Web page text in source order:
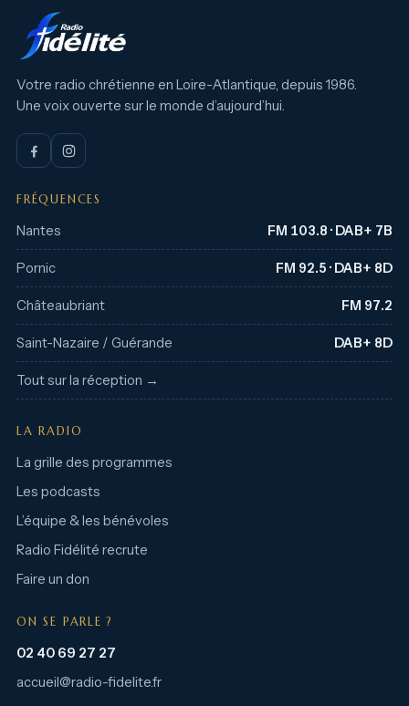
Votre radio chrétienne en Loire-Atlantique, depuis 1986.
Une voix ouverte sur le monde d’aujourd’hui.
FRÉQUENCES
Nantes FM 103.8 · DAB+ 7B
Pornic FM 92.5 · DAB+ 8D
Châteaubriant FM 97.2
Saint-Nazaire / Guérande DAB+ 8D
Tout sur la réception →
LA RADIO
La grille des programmes
Les podcasts
L’équipe & les bénévoles
Radio Fidélité recrute
Faire un don
ON SE PARLE ?
02 40 69 27 27
accueil@radio-fidelite.fr